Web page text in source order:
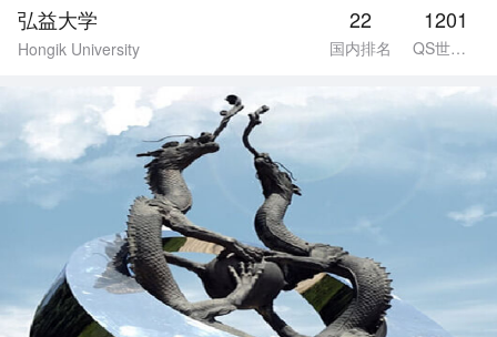
弘益大学
Hongik University
1201
QS世界排名
22
国内排名